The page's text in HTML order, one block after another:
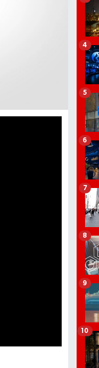
4
5
6
7
8
9
10